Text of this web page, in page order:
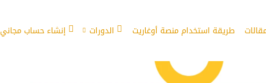
طريقة استخدام منصة أوغاريت الدورات إنشاء حساب مجانيالاستخدام في الشارع التركي